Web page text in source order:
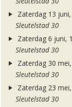
Zaterdag 13
Sleutelstad 30
Zaterdag 6 juni,
Sleutelstad 30
Zaterdag 30
Sleutelstad 30
Zaterdag 23
Sleutelstad 30